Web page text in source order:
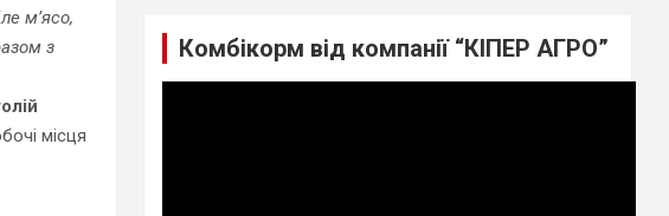
м’ясо,
з
місця
Комбікорм від компанії “КІПЕР АГРО”